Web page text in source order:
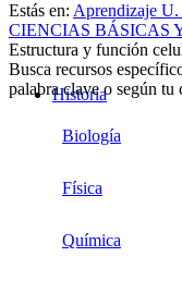
Historia
Estás en: Aprendizaje
CIENCIAS BÁSICAS
Estructura y función
Busca recursos
palabra clave o según tu
Biología
Física
Química